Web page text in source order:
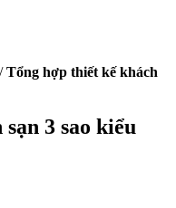
/Tổng hợp thiết kế khách
3 sao kiểu